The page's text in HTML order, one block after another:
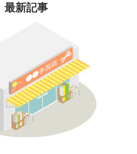
最新記事